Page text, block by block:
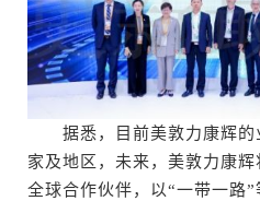
据悉，目前美敦力康辉的
家及地区，未来，美敦力康
全球合作伙伴，以“一带一路